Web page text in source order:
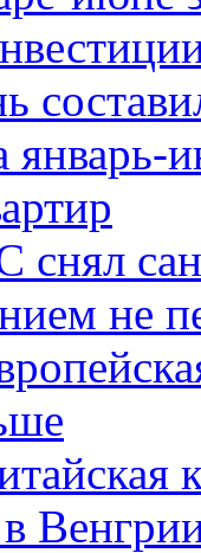
январь-
снял
не
в